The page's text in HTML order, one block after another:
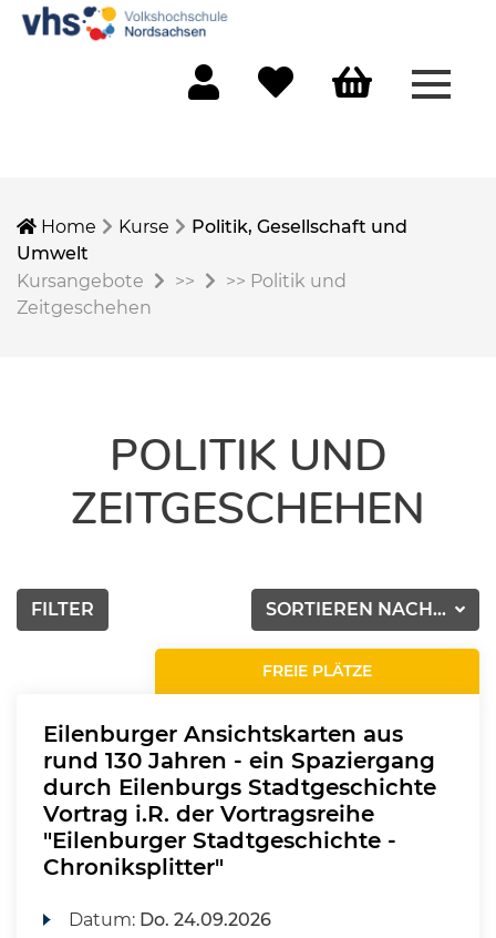
Home Kurse
Politik, Gesellschaft und
Umwelt
Kursangebote
>> >> Politik und
Zeitgeschehen
POLITIK UND
ZEITGESCHEHEN
SORTIEREN NACH...
FILTER
FREIE PLÄTZE
Eilenburger Ansichtskarten aus
rund 130 Jahren - ein Spaziergang
durch Eilenburgs Stadtgeschichte
Vortrag i.R. der Vortragsreihe
"Eilenburger Stadtgeschichte -
Chroniksplitter"
Datum: Do. 24.09.2026